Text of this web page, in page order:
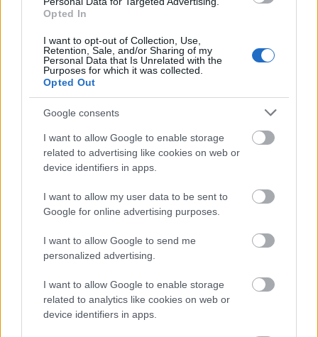
Opted In
I want to opt-out of Collection, Use,
Retention, Sale, and/or Sharing of my
Personal Data that Is Unrelated with the
Purposes for which it was collected.
Opted Out
Google consents
I want to allow Google to enable storage
related to advertising like cookies on web or
device identifiers in apps.
I want to allow my user data to be sent to
Google for online advertising purposes.
I want to allow Google to send me
personalized advertising.
I want to allow Google to enable storage
related to analytics like cookies on web or
device identifiers in apps.
is csökkenhet – ezt viszont elkerülheted a bérléssel
Hátrányok
Időszakos kiadások: Ha hosszabb távon
bérelsz, a költségek felhalmozódhatnak, és
összességében közelíthetik a vásárlás árát.
Nincs tulajdonod
: Bármilyen szép az élmény,
az autó nem a tiéd, és hosszabb idő után ez
kissé frusztráló lehet.
Értékeljük összehasonlítva: Mikor melyik
válhat be?
Ahhoz, hogy tisztábban lásd, melyik opció felel meg
a számodra, vegyük példaként a legfontosabb
Szempontok
Luxusautó
vásárlás
Luxusautó bérlés